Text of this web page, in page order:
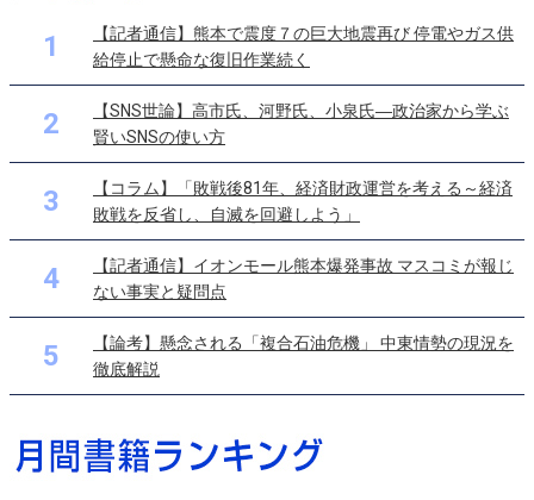
1
【記者通信】熊本で震度７の巨大地震再び 停電やガス供
給停止で懸命な復旧作業続く
2
【SNS世論】高市氏、河野氏、小泉氏―政治家から学ぶ
賢いSNSの使い方
3
【コラム】「敗戦後81年、経済財政運営を考える～経済
敗戦を反省し、自滅を回避しよう」
4
【記者通信】イオンモール熊本爆発事故 マスコミが報じ
ない事実と疑問点
5
【論考】懸念される「複合石油危機」 中東情勢の現況を
徹底解説